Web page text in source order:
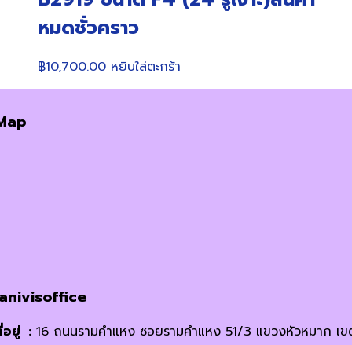
หมดชั่วคราว
฿10,700.00 หยิบใส่ตะกร้า
อยู่ : 16 ถนนรามคำแหง ซอยรามคำแหง 51/3 แขวงหัวหมาก เ